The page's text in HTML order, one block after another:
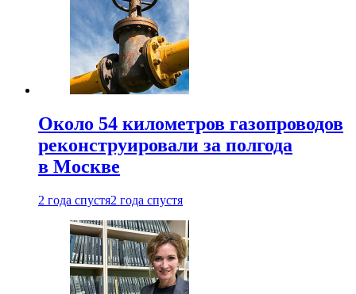
Около 54 километров газопроводов
реконструировали за полгода
в Москве
2 года спустя2 года спустя